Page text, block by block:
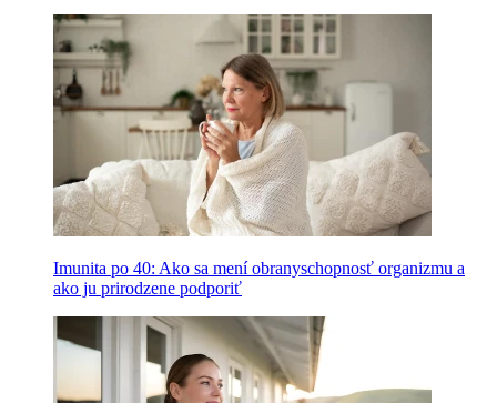
Imunita po 40: Ako sa mení obranyschopnosť organizmu a
ako ju prirodzene podporiť